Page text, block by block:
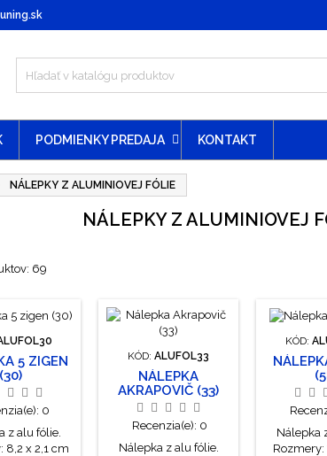
PODMIENKY PREDAJA KONTAKT
NÁLEPKY Z ALUMINIOVEJ FÓLIE
NÁLEPKY Z ALUMINIOVEJ
69
5 ZIGEN
(30)
0
z alu fólie.
8,2 x 2,1 cm
KÓD: ALUFOL33
NÁLEPKA
AKRAPOVIČ (33)
Recenzia(e): 0
Nálepka z alu fólie.
KÓD:
Nálepka
Rozmery: